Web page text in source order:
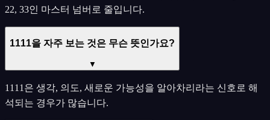
22, 33인 마스터 넘버로 줄입니다.
1111을 자주 보는 것은 무슨 뜻인가요?
▼
1111은 생각, 의도, 새로운 가능성을 알아차리라는 신호로 해
석되는 경우가 많습니다.